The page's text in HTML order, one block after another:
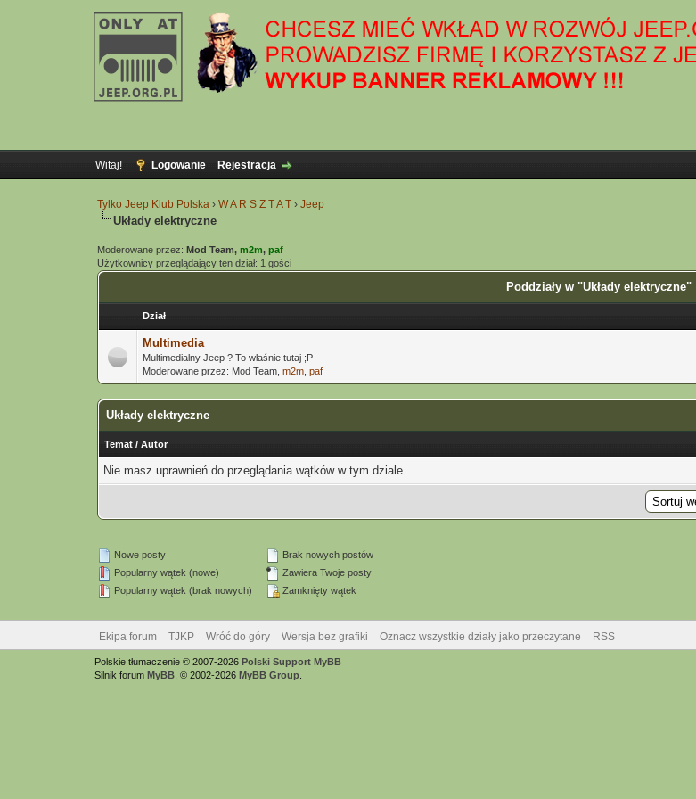
Witaj! Logowanie Rejestracja
Tylko Jeep Klub Polska ›W A R S Z T A T ›Jeep
Układy elektryczne
Moderowane przez:Mod Team,m2m,paf
Użytkownicy przeglądający ten dział: 1 gości
Poddziały w "Układy elektryczne"
Dział
Multimedia
Multimedialny Jeep ? To właśnie tutaj ;P
Moderowane przez: Mod Team,m2m ,paf
Układy elektryczne
Temat /Autor
Nie masz uprawnień do przeglądania wątków w tym dziale.
Nowe posty
Popularny wątek (nowe)
Popularny wątek (brak nowych)
Brak nowych postów
Zawiera Twoje posty
Zamknięty wątek
Ekipa forum TJKP Wróć do góry Wersja bez grafiki Oznacz wszystkie działy jako przeczytane RSS
Polskie tłumaczenie © 2007-2026 Polski Support MyBB
Silnik forum MyBB, © 2002-2026 MyBB Group.